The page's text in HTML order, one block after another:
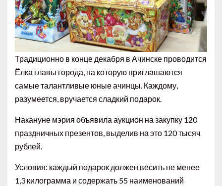
Традиционно в конце декабря в Ачинске проводится
Ёлка главы города, на которую приглашаются
самые талантливые юные ачинцы. Каждому,
разумеется, вручается сладкий подарок.
Накануне мэрия объявила аукцион на закупку 120
праздничных презентов, выделив на это 120 тысяч
рублей.
Условия: каждый подарок должен весить не менее
1,3 килограмма и содержать 55 наименований